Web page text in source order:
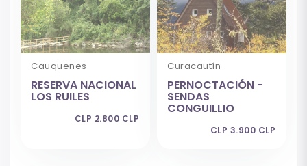
Cauquenes
RESERVA NACIONAL
LOS RUILES
CLP 2.800 CLP
Curacautín
PERNOCTACIÓN -
SENDAS
CONGUILLIO
CLP 3.900 CLP